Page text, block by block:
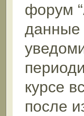
форум
данные
курсе
после